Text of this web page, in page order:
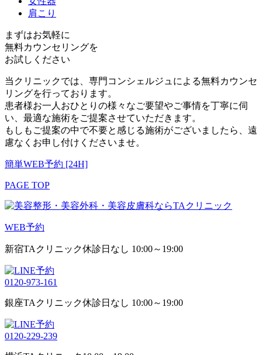
肩こり
まずはお気軽に
無料カウンセリングを
お試しください
当クリニックでは、専門コンシェルジュによる無料カウンセ
リングを行っております。
患者様お一人おひとりの様々なご要望やご事情を丁寧に伺
い、最適な施術をご提案させていただきます。
もしもご提案の中で不要と感じる施術がございましたら、遠
慮なくお申し付けくださいませ。
簡単WEB予約 [24H]
PAGE TOP
WEB予約
新宿TAクリニック休診日なし 10:00～19:00
0120-973-161
銀座TAクリニック休診日なし 10:00～19:00
0120-229-239